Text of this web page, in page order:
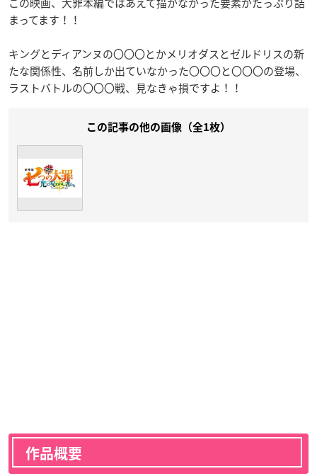
まってます！！
キングとディアンヌの〇〇〇とかメリオダスとゼルドリスの新
たな関係性、名前しか出ていなかった〇〇〇と〇〇〇の登場、
ラストバトルの〇〇〇戦、見なきゃ損ですよ！！
この記事の他の画像（全1枚）
作品概要